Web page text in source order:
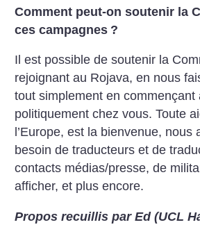
Comment peut-on soutenir la
ces campagnes ?
Il est possible de soutenir la
rejoignant au Rojava, en nous
tout simplement en commençant
politiquement chez vous. Toute
l’Europe, est la bienvenue, nous
besoin de traducteurs et de
contacts médias/presse, de
afficher, et plus encore.
Propos recuillis par Ed (UCL